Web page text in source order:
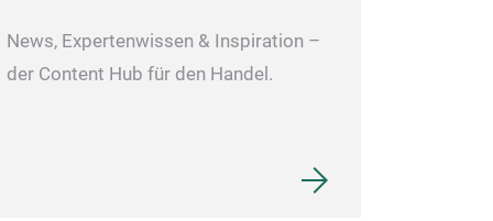
News, Expertenwissen & Inspiration –
der Content Hub für den Handel.